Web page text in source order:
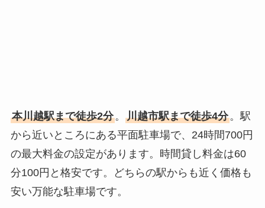
本川越駅まで徒歩2分。 川越市駅まで徒歩4分。駅
から近いところにある平面駐車場で、24時間700円
の最大料金の設定があります。時間貸し料金は60
分100円と格安です。どちらの駅からも近く価格も
安い万能な駐車場です。